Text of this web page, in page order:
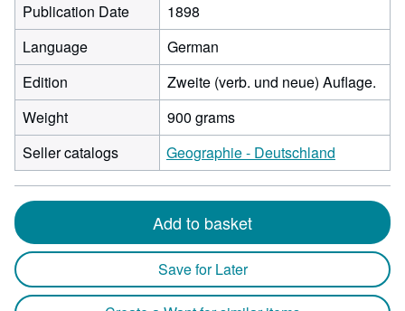
Publication Date
1898
Language
German
Edition
Zweite (verb. und neue) Auflage.
Weight
900 grams
Seller catalogs
Geographie - Deutschland
Add to basket
Save for Later